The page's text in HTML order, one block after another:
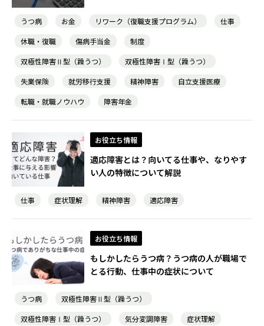
うつ病 お金 リワーク（復職支援プログラム）
仕事
休職・復職
傷病手当金
制度
双極性障害Ⅱ型（躁うつ）
双極性障害Ⅰ型（躁うつ）
失業保険
就労移行支援 精神障害
自立支援医療
転職・就職ノウハウ
障害年金
お役立ち情報
適応障害とは？向いてる仕事や、なりやす
い人の特徴について解説
仕事 症状理解 精神障害 適応障害
お役立ち情報
もしかしたらうつ病？うつ病の人が職場で
とる行動、仕事中の症状について
うつ病
双極性障害Ⅱ型（躁うつ）
双極性障害Ⅰ型（躁うつ）
気分変調障害
症状理解